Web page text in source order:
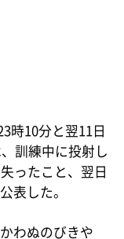
時10分と翌11日
訓練中に投射し
ったこと、翌日
表した。
わぬのびきや